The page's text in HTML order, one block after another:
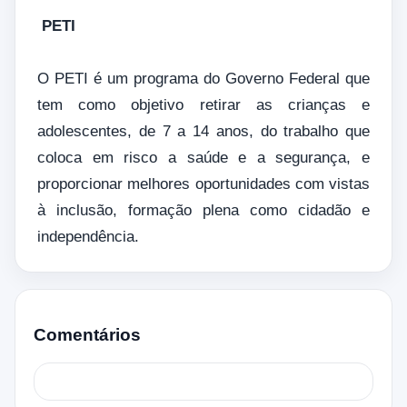
PETI
O PETI é um programa do Governo Federal que
tem como objetivo retirar as crianças e
adolescentes, de 7 a 14 anos, do trabalho que
coloca em risco a saúde e a segurança, e
proporcionar melhores oportunidades com vistas
à inclusão, formação plena como cidadão e
independência.
Comentários